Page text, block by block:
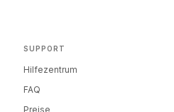
SUPPORT
Hilfezentrum
FAQ
Preise